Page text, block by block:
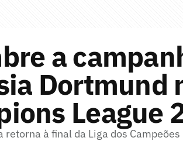
a
Dortmund
League
retorna à final da Liga dos Campeões